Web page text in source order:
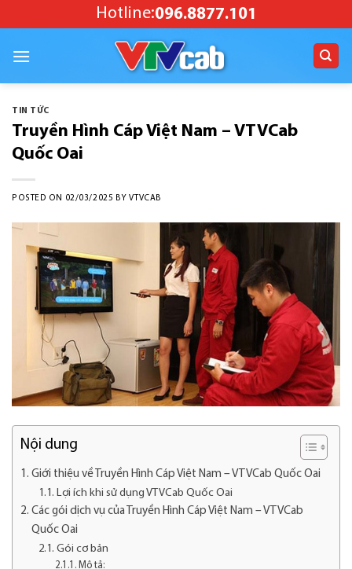
to
Hotline:096.8877.101
TIN TỨC
Truyền Hình Cáp Việt Nam – VTVCab
Quốc Oai
POSTED ON 02/03/2025 BYVTVCAB
Nội dung
Giới thiệu về Truyền Hình Cáp Việt Nam – VTVCab Quốc Oai
Lợi ích khi sử dụng VTVCab Quốc Oai
Các gói dịch vụ của Truyền Hình Cáp Việt Nam – VTVCab
Quốc Oai
Gói cơ bản
Mô tả: